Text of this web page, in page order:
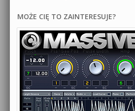
MOŻE CIĘ TO ZAINTERESUJE?